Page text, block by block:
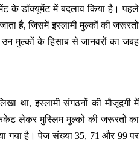
के डॉक्यूमेंट में बदलाव किया है। पहले
है, जिसमें इस्लामी मुल्कों की जरूरतों
मुल्कों के हिसाब से जानवरों का जबह
था, इस्लामी संगठनों की मौजूदगी में
लेकर मुस्लिम मुल्कों की जरूरतों का
गया है। पेज संख्या 35, 71 और 99 पर